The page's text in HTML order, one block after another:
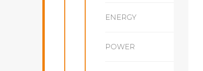
ENERGY
POWER